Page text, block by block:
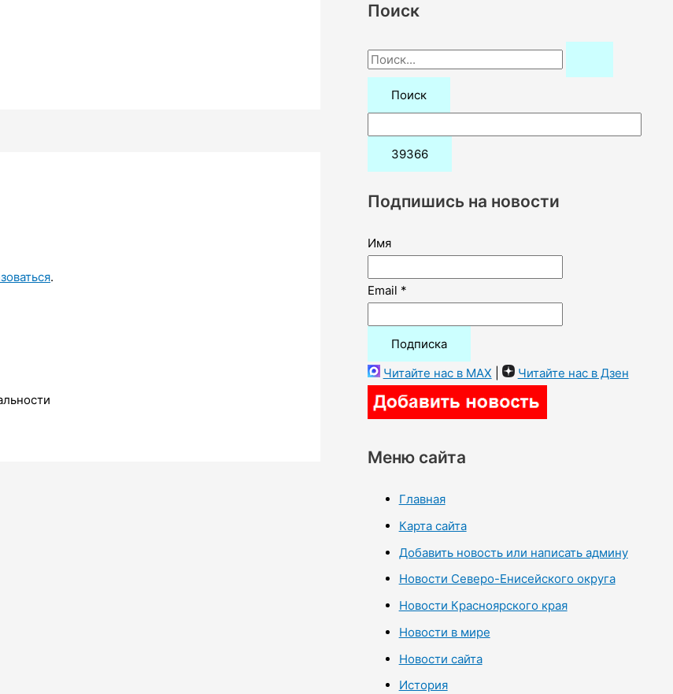
.
Поиск
П
о
:
Подпишись на новости
Имя
Email *
Читайте нас в MAX Читайте нас в Дзен
Меню сайта
Главная
Карта сайта
Добавить новость или написать админу
Новости Северо-Енисейского округа
Новости Красноярского края
Новости в мире
Новости сайта
История